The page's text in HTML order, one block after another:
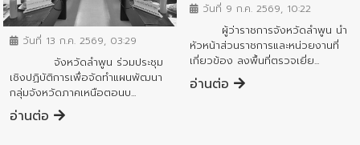
ข่าวสารจังหวัด
วันที่ 13 ก.ค. 2569, 03:29
จังหวัดลำพูน ร่วมประชุม
เชิงปฏิบัติการเพื่อจัดทำแผนพัฒนา
กลุ่มจังหวัดภาคเหนือตอนบ...
อ่านต่อ
วันที่ 9 ก.ค. 2569, 10:22
ผู้ว่าราชการจังหวัดลำพูน นำ
หัวหน้าส่วนราชการและหน่วยงานที่
เกี่ยวข้อง ลงพื้นที่ตรวจเยี่ย...
อ่านต่อ